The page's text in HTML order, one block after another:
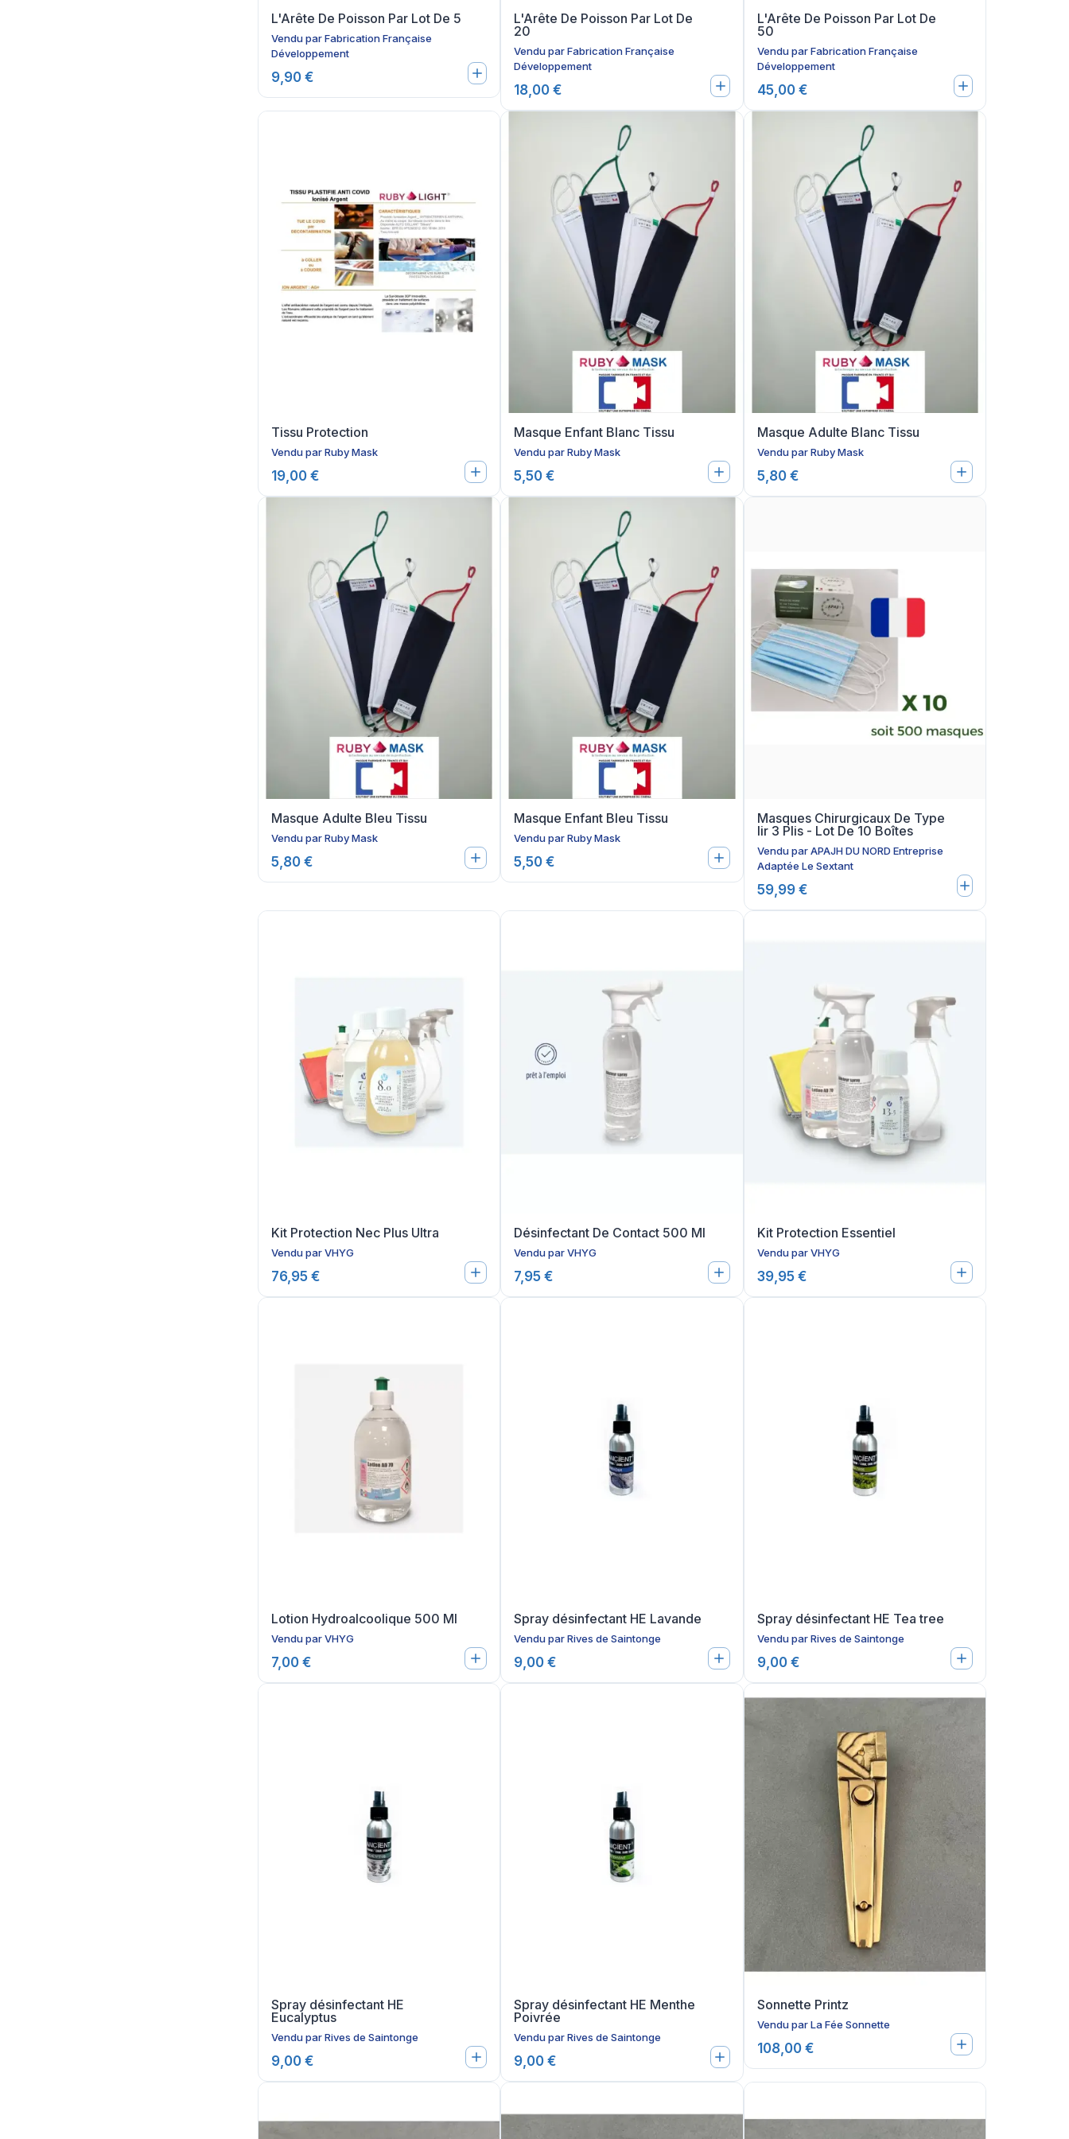
L'Arête De Poisson Par Lot De 5
Vendu parFabrication Française
Développement
9,90 €
L'Arête De Poisson Par Lot De
20
Vendu par Fabrication Française
Développement
18,00 €
L'Arête De Poisson Par Lot De
50
Vendu par Fabrication Française
Développement
45,00 €
Tissu Protection
Vendu parRuby Mask
19,00 €
Masque Enfant Blanc Tissu
Vendu par Ruby Mask
5,50 €
Masque Adulte Blanc Tissu
Vendu par Ruby Mask
5,80 €
Masque Adulte Bleu Tissu
Vendu parRuby Mask
5,80 €
Masque Enfant Bleu Tissu
Vendu par Ruby Mask
5,50 €
Masques Chirurgicaux De Type
Iir 3 Plis - Lot De 10 Boîtes
Vendu par APAJH DU NORD Entreprise
Adaptée Le Sextant
59,99 €
Kit Protection Nec Plus Ultra
Vendu parVHYG
76,95 €
Désinfectant De Contact 500 Ml
Vendu par VHYG
7,95 €
Kit Protection Essentiel
Vendu par VHYG
39,95 €
Lotion Hydroalcoolique 500 Ml
Vendu parVHYG
7,00 €
Spray désinfectant HE Lavande
Vendu par Rives de Saintonge
9,00 €
Spray désinfectant HE Tea tree
Vendu par Rives de Saintonge
9,00 €
Spray désinfectant HE
Eucalyptus
Vendu parRives de Saintonge
9,00 €
Spray désinfectant HE Menthe
Poivrée
Vendu par Rives de Saintonge
9,00 €
Sonnette Printz
Vendu par La Fée Sonnette
108,00 €